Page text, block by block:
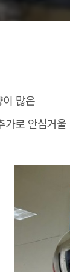
많은
로 안심거